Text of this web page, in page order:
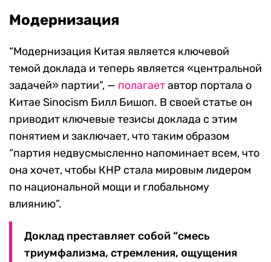
Модернизация
“Модернизация Китая является ключевой
темой доклада и теперь является «центральной
задачей» партии”, — полагаетавтор портала о
Китае Sinocism Билл Бишоп. В своей статье он
приводит ключевые тезисы доклада с этим
понятием и заключает, что таким образом
“партия недвусмысленно напоминает всем, что
она хочет, чтобы КНР стала мировым лидером
по национальной мощи и глобальному
влиянию”.
Доклад преставляет собой “смесь
триумфализма, стремления, ощущения